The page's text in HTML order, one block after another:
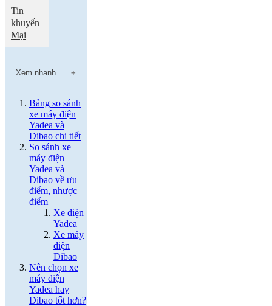
Tin
khuyến
Mại
Xem nhanh
Bảng so sánh
xe máy điện
Yadea và
Dibao chi tiết
So sánh xe
máy điện
Yadea và
Dibao về ưu
điểm, nhược
điểm
Xe điện
Yadea
Xe máy
điện
Dibao
Nên chọn xe
máy điện
Yadea hay
Dibao tốt hơn?